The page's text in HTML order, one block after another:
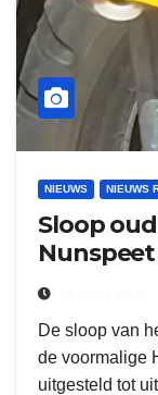
NIEUWS NIEUWS
Sloop
De sloop van
de voormalige
uitgesteld tot